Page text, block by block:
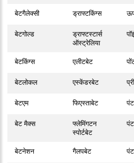
बेटगैलेक्सी ड्राफ्टकिंग्स
बेटगोल्ड
ड्राफ्टस्टार्स
ऑस्ट्रेलिया
बेटकिंग्स एलीटबेट
बेटलोकल एस्केंडरबेट
बेटएम फिएस्ताबेट
बेट मैक्स
फ्लेमिंगटन
स्पोर्टबेट
बेटनेशन गैलपबेट